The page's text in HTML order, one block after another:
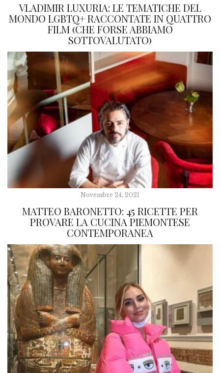
VLADIMIR LUXURIA: LE TEMATICHE DEL
MONDO LGBTQ+ RACCONTATE IN QUATTRO
FILM (CHE FORSE ABBIAMO
SOTTOVALUTATO)
Novembre 24, 2021
MATTEO BARONETTO: 45 RICETTE PER
PROVARE LA CUCINA PIEMONTESE
CONTEMPORANEA